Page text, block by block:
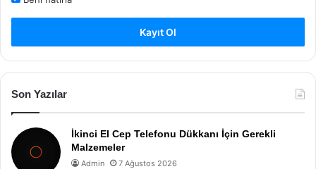
Kayıt Ol
Son Yazılar
İkinci El Cep Telefonu Dükkanı İçin Gerekli
Malzemeler
Admin 7 Ağustos 2026